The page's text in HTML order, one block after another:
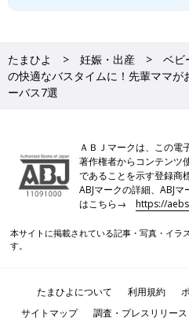
たまひよ 妊娠・出産 ベビ
の快適なバスタイムに！先輩ママ
ーバス7選
ＡＢＪマークは、この電
著作権者からコンテンツ
であることを示す登録商
ABJマークの詳細、ABJ
はこちら→https://
本サイトに掲載されている記事・写真・イラ
す。
たまひよについて 利用規約
サイトマップ
調査・プレスリリー